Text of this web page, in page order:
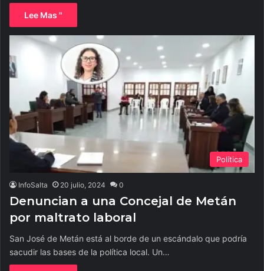
Lee Mas "
Política
InfoSalta 20 julio, 2024 0
Denuncian a una Concejal de Metán
por maltrato laboral
San José de Metán está al borde de un escándalo que podría
sacudir las bases de la política local. Un…